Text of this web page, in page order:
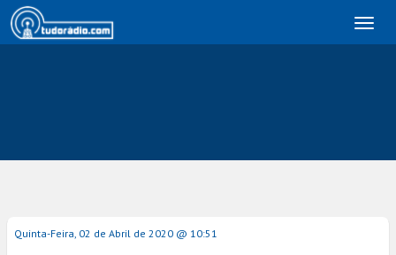
Quinta-Feira, 02 de Abril de 2020 @ 10:51